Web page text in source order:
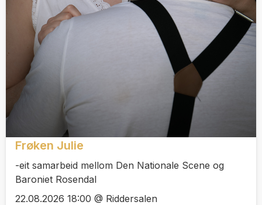
Frøken Julie
-eit samarbeid mellom Den Nationale Scene og
Baroniet Rosendal
22.08.2026 18:00 @ Riddersalen